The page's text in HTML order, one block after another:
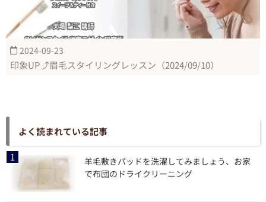
2024-09-23
印象UP⤴眉毛スタイリングレッスン（2024/09/10）
よく読まれている記事
羊毛敷きパッドを洗濯してみましょう、お家
で布団のドライクリーニング